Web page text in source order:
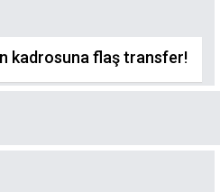
kadrosuna flaş transfer!